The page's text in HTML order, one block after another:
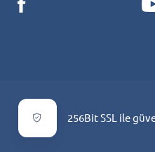
256Bit SSL ile